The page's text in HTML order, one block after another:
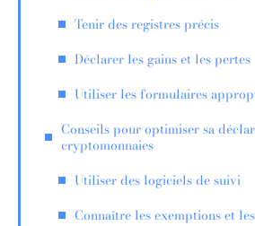
Tenir des registres précis
Déclarer les gains et les pertes
Utiliser les formulaires
Conseils pour optimiser sa
cryptomonnaies
Utiliser des logiciels de suivi
Connaître les exemptions et